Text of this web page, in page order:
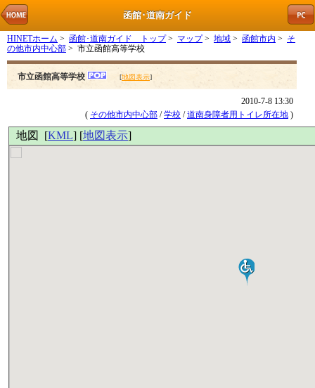
函館･道南ガイド
HINETホーム > 函館･道南ガイド トップ> マップ> 地域 > 函館市内 > そ
の他市内中心部 > 市立函館高等学校
市立函館高等学校 [地図表示]
2010-7-8 13:30
( その他市内中心部 /学校 /道南身障者用トイレ所在地 )
地図 [KML] [地図表示]